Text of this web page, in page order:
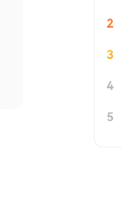
2
3
4
5